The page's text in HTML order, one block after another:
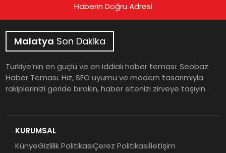
Haberin Doğru Adresi
Malatya Son Dakika
Türkiye’nin en güçlü ve en iddialı haber teması: Seobaz
Haber Teması. Hız, SEO uyumu ve modern tasarımıyla
rakiplerinizi geride bırakın, haber sitenizi zirveye taşıyın.
KURUMSAL
KünyeGizlilik PolitikasıÇerez Politikasıİletişim